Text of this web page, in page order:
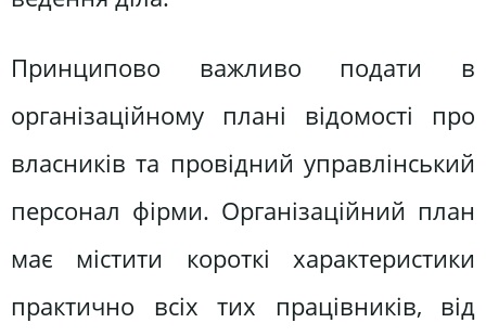
Принципово важливо подати в
організаційному плані відомості про
власників та провідний управлінський
персонал фірми. Організаційний план
має містити короткі характеристики
практично всіх тих працівників, від